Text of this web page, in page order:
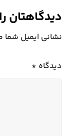
دیدگاهتان
نشانی ایمیل
دیدگاه *